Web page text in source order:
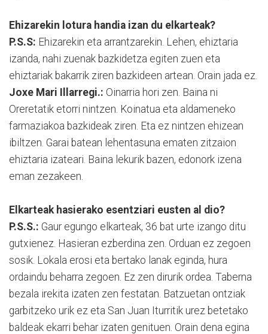
Ehizarekin lotura handia izan du elkarteak?
P.S.S: Ehizarekin eta arrantzarekin. Lehen, ehiztaria
izanda, nahi zuenak bazkidetza egiten zuen eta
ehiztariak bakarrik ziren bazkideen artean. Orain jada ez.
Joxe Mari Illarregi.: Oinarria hori zen. Baina ni
Oreretatik etorri nintzen. Koinatua eta aldameneko
farmaziakoa bazkideak ziren. Eta ez nintzen ehizean
ibiltzen. Garai batean lehentasuna ematen zitzaion
ehiztaria izateari. Baina lekurik bazen, edonork izena
eman zezakeen.
Elkarteak hasierako esentziari eusten al dio?
P.S.S.: Gaur egungo elkarteak, 36 bat urte izango ditu
gutxienez. Hasieran ezberdina zen. Orduan ez zegoen
sosik. Lokala erosi eta bertako lanak eginda, hura
ordaindu beharra zegoen. Ez zen dirurik ordea. Taberna
bezala irekita izaten zen festatan. Batzuetan ontziak
garbitzeko urik ez eta San Juan Iturritik urez betetako
baldeak ekarri behar izaten genituen. Orain dena egina